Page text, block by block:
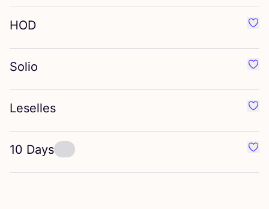
HOD
Solio
Leselles
10 Days